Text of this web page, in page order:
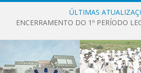
ÚLTIMAS
ENCERRAMENTO DO 1º PERÍODO